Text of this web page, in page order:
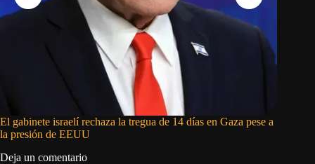
El gabinete israelí rechaza la tregua de 14 días en Gaza pese a
la presión de EEUU
Deja un comentario